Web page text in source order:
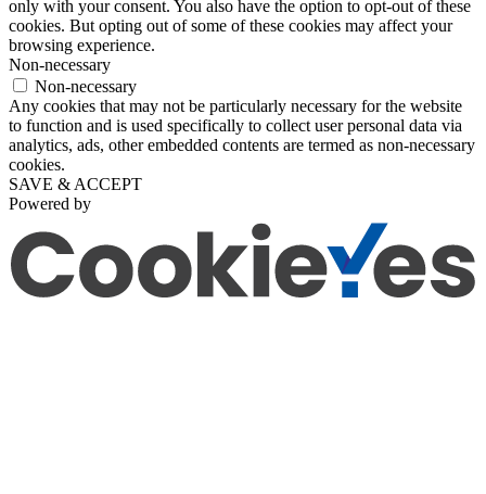
only with your consent. You also have the option to opt-out of these
cookies. But opting out of some of these cookies may affect your
browsing experience.
Non-necessary
Non-necessary
Any cookies that may not be particularly necessary for the website
to function and is used specifically to collect user personal data via
analytics, ads, other embedded contents are termed as non-necessary
cookies.
SAVE & ACCEPT
Powered by